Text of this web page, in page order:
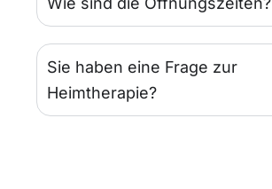
Sie haben eine Frage zur
Heimtherapie?